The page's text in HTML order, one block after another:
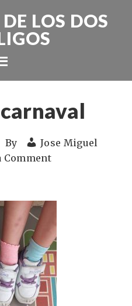
LOS DOS
By
Jose Miguel
Comment